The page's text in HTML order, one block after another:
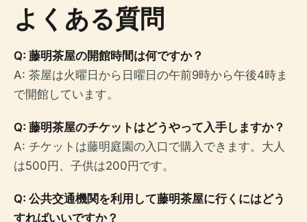
よくある質問
Q: 藤明茶屋の開館時間は何ですか？
A: 茶屋は火曜日から日曜日の午前9時から午後4時ま
で開館しています。
Q: 藤明茶屋のチケットはどうやって入手しますか？
A: チケットは藤明庭園の入口で購入できます。大人
は500円、子供は200円です。
Q: 公共交通機関を利用して藤明茶屋に行くにはどう
すればいいですか？